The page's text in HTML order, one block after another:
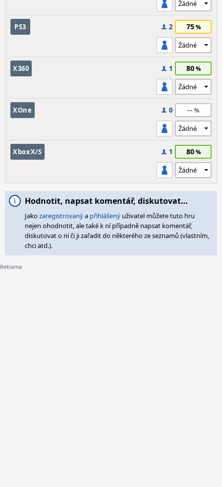
PS3 2 75
X360 1 80
XOne 0 --
XboxX/S 1 80
Hodnotit, napsat komentář, diskutovat…
Jakozaregistrovanýa přihlášený uživatel můžete tuto hru
nejen ohodnotit, ale také k ní případně napsat komentář,
diskutovat o ní či ji zařadit do některého ze seznamů (vlastním,
chci atd.).